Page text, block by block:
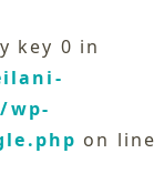
key 0 in
wp-
on line